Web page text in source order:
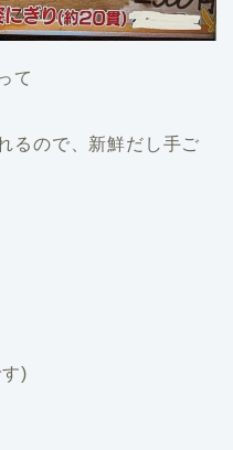
て
るので、新鮮だし手ご
)